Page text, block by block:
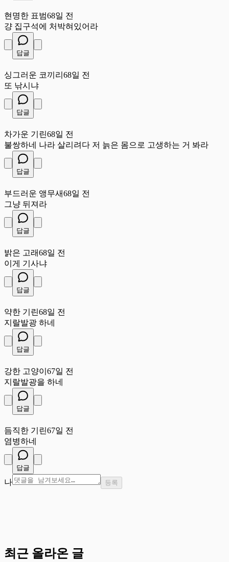
현명한 표범68일 전
걍 집구석에 처박혀있어라
답글
싱그러운 코끼리 68일 전
또 낚시냐
답글
차가운 기린68일 전
불쌍하네 나라 살리려다 저 늙은 몸으로 고생하는 거 봐라
답글
부드러운 앵무새68일 전
그냥 뒤져라
답글
밝은 고래68일 전
이게 기사냐
답글
약한 기린68일 전
지랄발광 하네
답글
강한 고양이 67일 전
지랄발광을 하네
답글
듬직한 기린67일 전
염병하네
답글
나 등록
최근 올라온 글